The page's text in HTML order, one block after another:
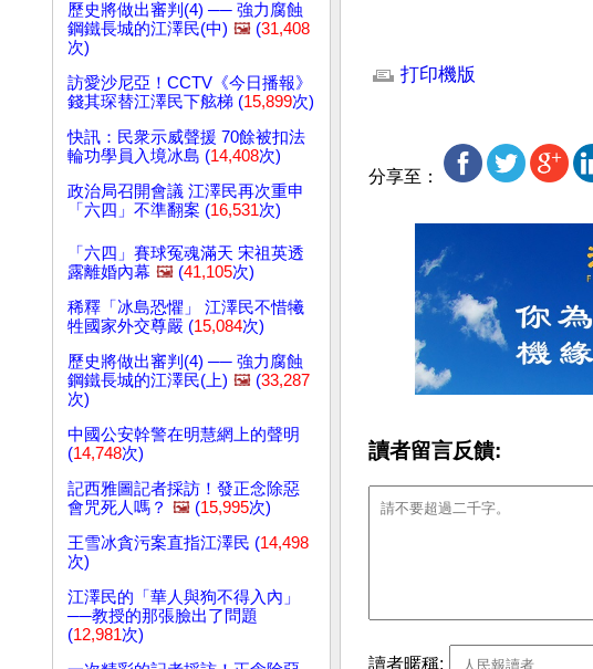
歷史將做出審判(4) ── 強力腐蝕
鋼鐵長城的江澤民(中) 🖼️ (31,408
次)
訪愛沙尼亞！CCTV《今日播報》
錢其琛替江澤民下舷梯 (15,899次)
快訊：民衆示威聲援 70餘被扣法
輪功學員入境冰島 (14,408次)
政治局召開會議 江澤民再次重申
「六四」不準翻案 (16,531次)
「六四」賽球冤魂滿天 宋祖英透
露離婚內幕 🖼️ (41,105次)
稀釋「冰島恐懼」 江澤民不惜犧
牲國家外交尊嚴 (15,084次)
歷史將做出審判(4) ── 強力腐蝕
鋼鐵長城的江澤民(上) 🖼️ (33,287
次)
中國公安幹警在明慧網上的聲明
(14,748次)
記西雅圖記者採訪！發正念除惡
會咒死人嗎？ 🖼️ (15,995次)
王雪冰貪污案直指江澤民 (14,498
次)
江澤民的「華人與狗不得入內」
──教授的那張臉出了問題
(12,981次)
打印機版
分享至：
讀者留言反饋:
讀者暱稱: